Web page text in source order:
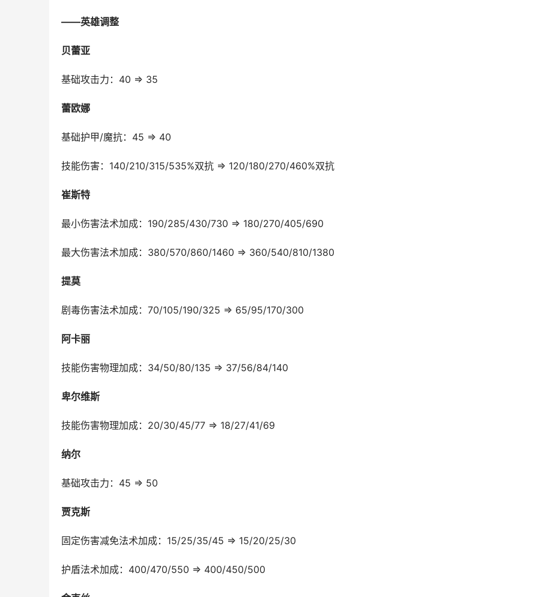
——英雄调整
贝蕾亚
基础攻击力：40 ⇒ 35
蕾欧娜
基础护甲/魔抗：45 ⇒ 40
技能伤害：140/210/315/535%双抗 ⇒ 120/180/270/460%双抗
崔斯特
最小伤害法术加成：190/285/430/730 ⇒ 180/270/405/690
最大伤害法术加成：380/570/860/1460 ⇒ 360/540/810/1380
提莫
剧毒伤害法术加成：70/105/190/325 ⇒ 65/95/170/300
阿卡丽
技能伤害物理加成：34/50/80/135 ⇒ 37/56/84/140
卑尔维斯
技能伤害物理加成：20/30/45/77 ⇒ 18/27/41/69
纳尔
基础攻击力：45 ⇒ 50
贾克斯
固定伤害减免法术加成：15/25/35/45 ⇒ 15/20/25/30
护盾法术加成：400/470/550 ⇒ 400/450/500